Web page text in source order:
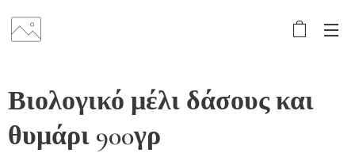
Βιολογικό μέλι δάσους και
θυμάρι 900γρ